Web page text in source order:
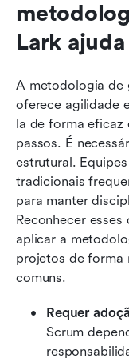
Lark
A metodologia de
oferece agilidade
la de forma eficaz
passos. É
estrutural.
tradicionais
para manter
Reconhecer
aplicar a
projetos de forma
comuns.
Requer
Scrum